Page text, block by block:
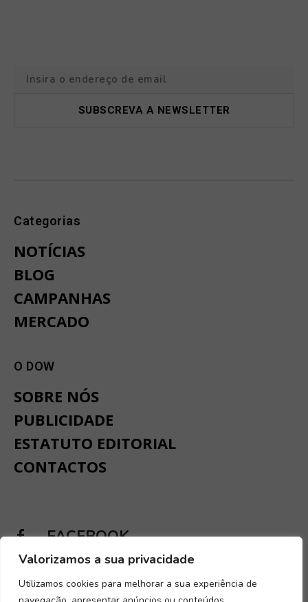
Valorizamos a sua privacidade
Utilizamos cookies para melhorar a sua experiência de
Categorias
NOTÍCIAS
BLOG
CAMPANHAS
MERCADO
O DOW
SOBRE NÓS
PUBLICIDADE
ESTATUTO EDITORIAL
CONTACTOS
FACEBOOK
INSTAGRAM